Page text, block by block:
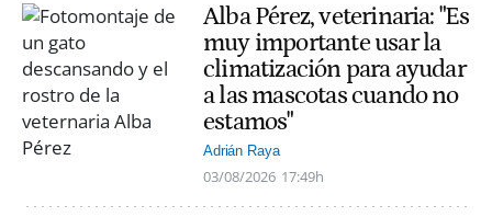
Alba Pérez, veterinaria: "Es
muy importante usar la
climatización para ayudar
a las mascotas cuando no
estamos"
Adrián Raya
03/08/2026 17:49h